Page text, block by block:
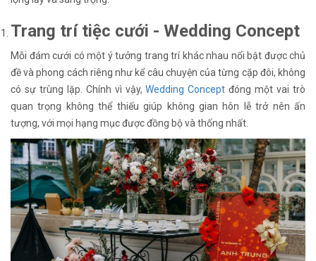
Trang trí tiệc cưới - Wedding Concept
Mỗi đám cưới có một ý tưởng trang trí khác nhau nổi bật được chủ
đề và phong cách riêng như kể câu chuyện của từng cặp đôi, không
có sự trùng lặp. Chính vì vậy,Wedding Conceptđóng một vai trò
quan trọng không thể thiếu giúp không gian hôn lễ trở nên ấn
tượng, với mọi hạng mục được đồng bộ và thống nhất.